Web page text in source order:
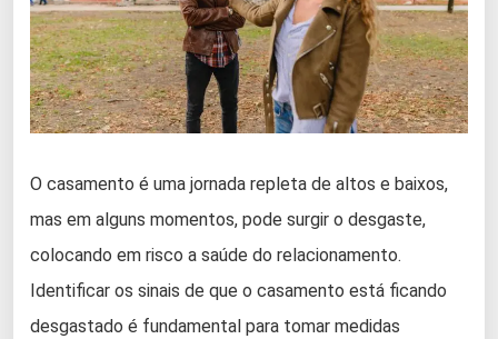
O casamento é uma jornada repleta de altos e baixos,
mas em alguns momentos, pode surgir o desgaste,
colocando em risco a saúde do relacionamento.
Identificar os sinais de que o casamento está ficando
desgastado é fundamental para tomar medidas